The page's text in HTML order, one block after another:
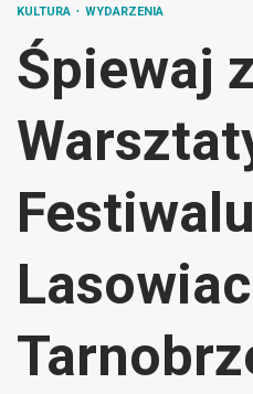
KULTURA WYDARZENIA
Śpiewaj